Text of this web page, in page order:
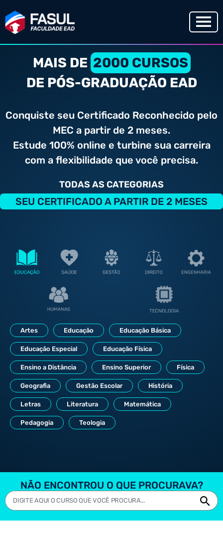
MAIS DE 2000 CURSOS
DE PÓS-GRADUAÇÃO EAD
Conquiste seu Certificado Reconhecido pelo
MEC a partir de 2 meses.
Estude 100% online e turbine sua carreira
com a flexibilidade que você precisa.
TODAS AS CATEGORIAS
SEU CERTIFICADO A PARTIR DE 2 MESES
Artes Educação Educação Básica
Educação Especial Educação Física
Ensino a Distância Ensino Superior Física
Geografia Gestão Escolar História
Letras Literatura Matemática
Pedagogia Teologia
NÃO ENCONTROU O QUE PROCURAVA?